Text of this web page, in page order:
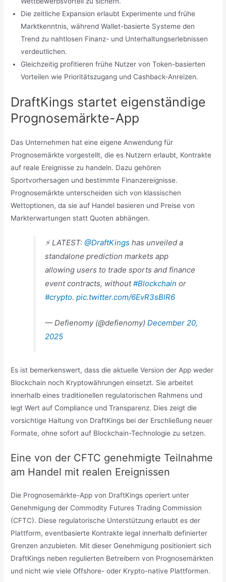
Die zeitliche Expansion erlaubt Experimente und frühe
Marktkenntnis, während Wallet-basierte Systeme den
Trend zu nahtlosen Finanz- und Unterhaltungserlebnissen
verdeutlichen.
Gleichzeitig profitieren frühe Nutzer von Token-basierten
Vorteilen wie Prioritätszugang und Cashback-Anreizen.
DraftKings startet eigenständige
Prognosemärkte-App
Das Unternehmen hat eine eigene Anwendung für
Prognosemärkte vorgestellt, die es Nutzern erlaubt, Kontrakte
auf reale Ereignisse zu handeln. Dazu gehören
Sportvorhersagen und bestimmte Finanzereignisse.
Prognosemärkte unterscheiden sich von klassischen
Wettoptionen, da sie auf Handel basieren und Preise von
Markterwartungen statt Quoten abhängen.
⚡ LATEST: @DraftKings has unveiled a
standalone prediction markets app
allowing users to trade sports and finance
event contracts, without#Blockchain or
#crypto.pic.twitter.com/6EvR3sBlR6
— Defienomy (@defienomy)December 20,
2025
Es ist bemerkenswert, dass die aktuelle Version der App weder
Blockchain noch Kryptowährungen einsetzt. Sie arbeitet
innerhalb eines traditionellen regulatorischen Rahmens und
legt Wert auf Compliance und Transparenz. Dies zeigt die
vorsichtige Haltung von DraftKings bei der Erschließung neuer
Formate, ohne sofort auf Blockchain-Technologie zu setzen.
Eine von der CFTC genehmigte Teilnahme
am Handel mit realen Ereignissen
Die Prognosemärkte-App von DraftKings operiert unter
Genehmigung der Commodity Futures Trading Commission
(CFTC). Diese regulatorische Unterstützung erlaubt es der
Plattform, eventbasierte Kontrakte legal innerhalb definierter
Grenzen anzubieten. Mit dieser Genehmigung positioniert sich
DraftKings neben regulierten Betreibern von Prognosemärkten
und nicht wie viele Offshore- oder Krypto-native Plattformen.